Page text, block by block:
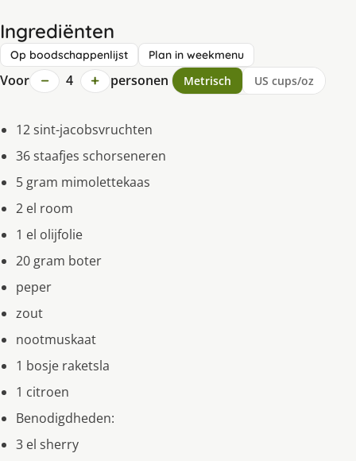
Ingrediënten
Op boodschappenlijst Plan in weekmenu
Voor − 4 + personen Metrisch US cups/oz
12 sint-jacobsvruchten
36 staafjes schorseneren
5 gram mimolettekaas
2 el room
1 el olijfolie
20 gram boter
peper
zout
nootmuskaat
1 bosje raketsla
1 citroen
Benodigdheden:
3 el sherry